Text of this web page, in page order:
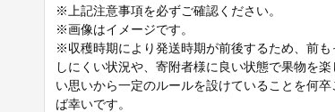
※上記注意事項を必ずご確認ください。
※画像はイメージです。
※収穫時期により発送時期が前後するため、前も
しにくい状況や、寄附者様に良い状態で果物を
い思いから一定のルールを設けていることを何
ば幸いです。